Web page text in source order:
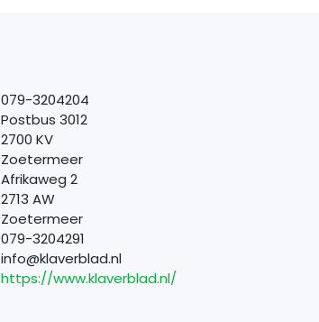
079-3204204
Postbus 3012
2700 KV
Zoetermeer
Afrikaweg 2
2713 AW
Zoetermeer
079-3204291
info@klaverblad.nl
https://www.klaverblad.nl/